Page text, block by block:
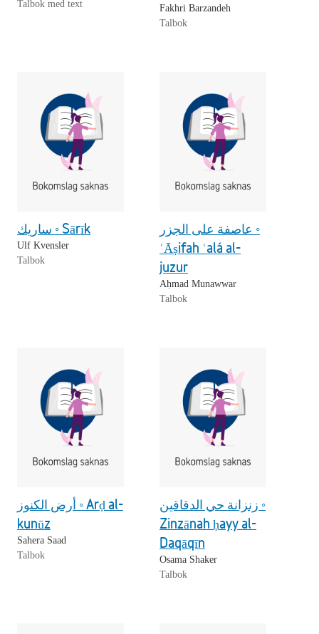
Talbok med text
Fakhri Barzandeh
Talbok
ساريك ◦ Sārīk
Ulf Kvensler
Talbok
عاصفة على الجزر ◦
ʿĀṣifah ʿalá al-
juzur
Aḥmad Munawwar
Talbok
أرض الكنوز ◦ Arḍ al-
kunūz
Sahera Saad
Talbok
زنزانة حي الدقاقين ◦
Zinzānah ḥayy al-
Daqāqīn
Osama Shaker
Talbok